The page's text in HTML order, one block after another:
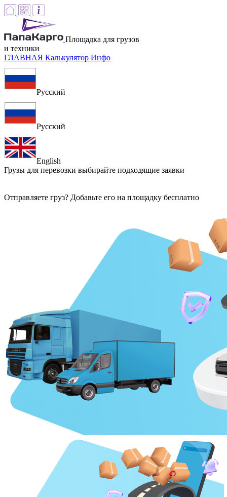
Площадка для грузов
и техники
ГЛАВНАЯ Калькулятор Инфо
Русский
Русский
English
Грузы для перевозки выбирайте подходящие заявки
Отправляете груз? Добавьте его на площадку бесплатно